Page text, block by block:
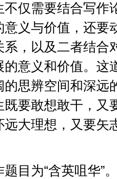
不仅需要结合写作
意义与价值，还要
系，以及二者结合
的意义和价值。这
的思辨空间和深远
既要敢想敢干，又
远大理想，又要矢
为“含英咀华”。